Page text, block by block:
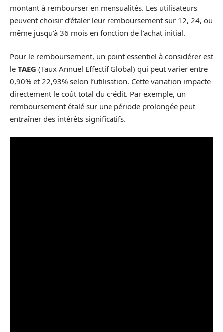
montant à rembourser en mensualités. Les utilisateurs
peuvent choisir d’étaler leur remboursement sur 12, 24, ou
même jusqu’à 36 mois en fonction de l’achat initial.
Pour le remboursement, un point essentiel à considérer est
le TAEG (Taux Annuel Effectif Global) qui peut varier entre
0,90% et 22,93% selon l’utilisation. Cette variation impacte
directement le coût total du crédit. Par exemple, un
remboursement étalé sur une période prolongée peut
entraîner des intérêts significatifs.